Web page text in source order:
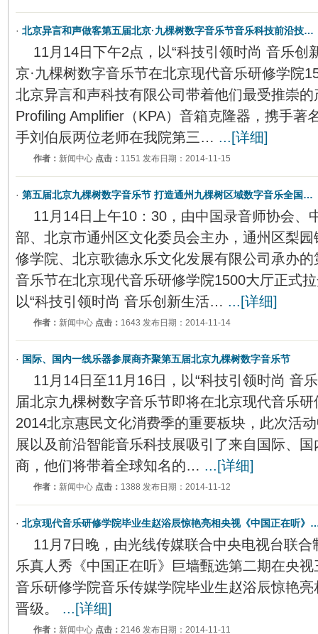
· 北京异言和声做客第五届北京·九棵树数字音乐节音乐科技前沿技…
11月14日下午2点，以“科技引领时尚 音乐创
京·九棵树数字音乐节在北京现代音乐研修学院
北京异言和声科技有限公司带着他们最受推崇
Profiling Amplifier（KPA）音箱克隆器，携手著
手刘伯辰两位老师在我院第三… ...[详细]
作者： 新闻中心 点击： 1151 发布日期：2014-11-15
· 第五届北京九棵树数字音乐节 打造通州九棵树区域数字音乐全国…
11月14日上午10：30，由中国录音师协会、
部、北京市通州区文化委员会主办，通州区梨
修学院、北京歌德永乐文化发展有限公司承办的
音乐节在北京现代音乐研修学院1500大厅正式
以“科技引领时尚 音乐创新生活… ...[详细]
作者： 新闻中心 点击： 1643 发布日期：2014-11-14
· 国际、国内一线乐器参展商齐聚第五届北京九棵树数字音乐节
11月14日至11月16日，以“科技引领时尚 音
届北京九棵树数字音乐节即将在北京现代音乐
2014北京惠民文化消费季的重要板块，此次活
展以及前沿智能音乐科技展吸引了来自国际、
商，他们将带着全球知名的… ...[详细]
作者： 新闻中心 点击： 1388 发布日期：2014-11-12
· 北京现代音乐研修学院毕业生赵浴辰惊艳亮相央视《中国正在听》
11月7日晚，由光线传媒联合中央电视台联
乐真人秀《中国正在听》巨墙甄选第二期在央
音乐研修学院音乐传媒学院毕业生赵浴辰惊艳
晋级。
...[详细]
作者： 新闻中心 点击： 2146 发布日期：2014-11-11